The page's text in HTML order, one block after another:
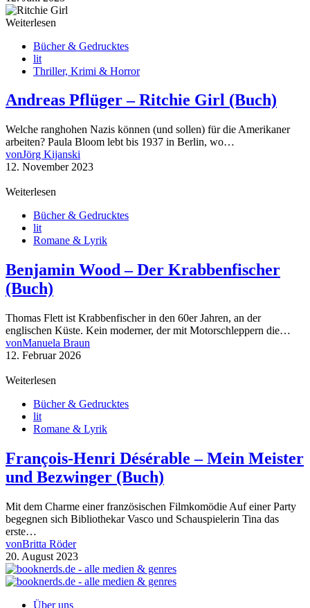
Weiterlesen
Bücher & Gedrucktes
lit
Thriller, Krimi & Horror
Andreas Pflüger – Ritchie Girl (Buch)
Welche ranghohen Nazis können (und sollen) für die Amerikaner
arbeiten? Paula Bloom lebt bis 1937 in Berlin, wo…
vonJörg Kijanski
12. November 2023
Weiterlesen
Bücher & Gedrucktes
lit
Romane & Lyrik
Benjamin Wood – Der Krabbenfischer
(Buch)
Thomas Flett ist Krabbenfischer in den 60er Jahren, an der
englischen Küste. Kein moderner, der mit Motorschleppern die…
vonManuela Braun
12. Februar 2026
Weiterlesen
Bücher & Gedrucktes
lit
Romane & Lyrik
François-Henri Désérable – Mein Meister
und Bezwinger (Buch)
Mit dem Charme einer französischen Filmkomödie Auf einer Party
begegnen sich Bibliothekar Vasco und Schauspielerin Tina das
erste…
vonBritta Röder
20. August 2023
Über uns